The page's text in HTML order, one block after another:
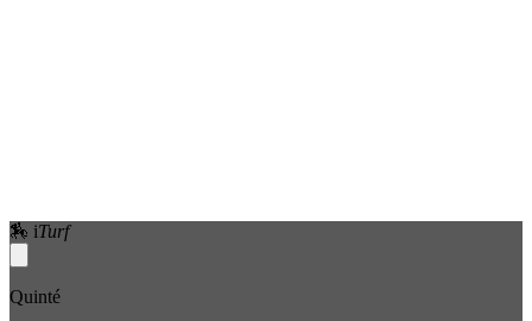
🏇 iTurf
Quinté